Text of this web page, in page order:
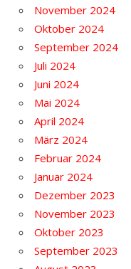
November 2024
Oktober 2024
September 2024
Juli 2024
Juni 2024
Mai 2024
April 2024
März 2024
Februar 2024
Januar 2024
Dezember 2023
November 2023
Oktober 2023
September 2023